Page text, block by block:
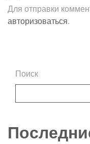
Для отправки
авторизоваться.
Поиск